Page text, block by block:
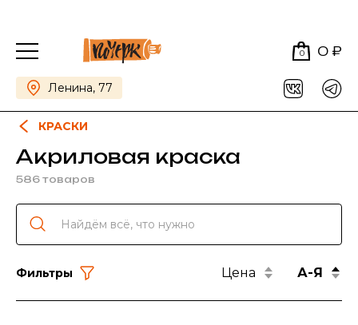
0 0 ₽
Ленина, 77
КРАСКИ
Акриловая краска
586 товаров
Фильтры Цена А-Я